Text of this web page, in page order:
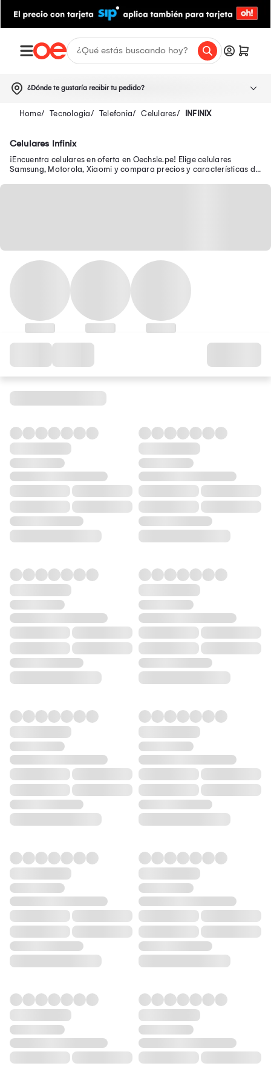
¿Dónde te gustaría recibir tu pedido?
Tecnologia Telefonia Celulares INFINIX
Celulares Infinix
¡Encuentra celulares en oferta en Oechsle.pe! Elige celulares
Samsung, Motorola, Xiaomi y compara precios y características de